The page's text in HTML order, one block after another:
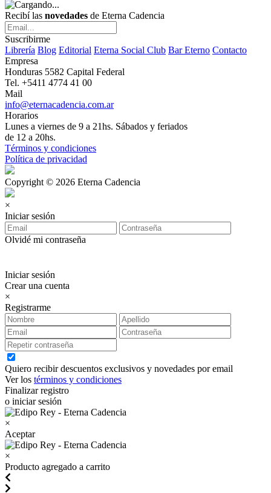
Recibí las novedades de Eterna Cadencia
Suscribirme
Librería Blog Editorial Eterna Social Club Bar Eterno Contacto
Empresa
Honduras 5582 Capital Federal
Tel. +5411 4774 41 00
Mail
info@eternacadencia.com.ar
Horarios
Lunes a viernes de 9 a 21hs. Sábados y feriados
de 12 a 20hs.
Términos y condiciones
Política de privacidad
Copyright © 2026 Eterna Cadencia
×
Iniciar sesión
Olvidé mi contraseña
Iniciar sesión
Crear una cuenta
×
Registrarme
Quiero recibir descuentos exclusivos y novedades por email
Ver los términos y condiciones
Finalizar registro
o iniciar sesión
×
Aceptar
×
Producto agregado a carrito